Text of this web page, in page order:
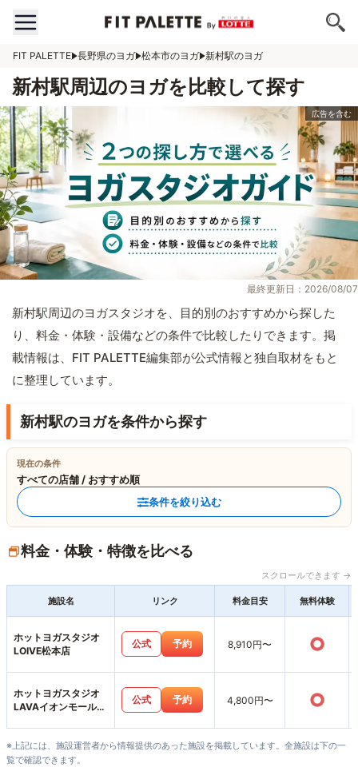
FIT PALETTE 長野県のヨガ 松本市のヨガ 新村駅のヨガ
新村駅周辺のヨガを比較して探す
最終更新日：2026/08/07
新村駅周辺のヨガスタジオを、目的別のおすすめから探した
り、料金・体験・設備などの条件で比較したりできます。掲
載情報は、FIT PALETTE編集部が公式情報と独自取材をもと
に整理しています。
新村駅のヨガを条件から探す
現在の条件
すべての店舗 / おすすめ順
条件を絞り込む
料金・体験・特徴を比べる
スクロールできます →
施設名 リンク 料金目安 無料体験
ホットヨガスタジオ
LOIVE松本店
公式 予約 8,910円〜 ○
ホットヨガスタジオ
LAVAイオンモール松
公式 予約 4,800円〜 ○
※上記には、施設運営者から情報提供のあった施設を掲載しています。全施設は下の一
覧で確認できます。